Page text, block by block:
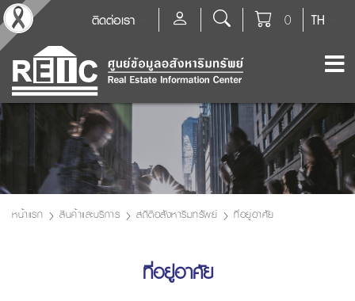
TH
0
ติดต่อเรา
หน้าแรก สินค้าและบริการ สถิติอสังหาริมทรัพย์ ที่อยู่อาศัย
ที่อยู่อาศัย